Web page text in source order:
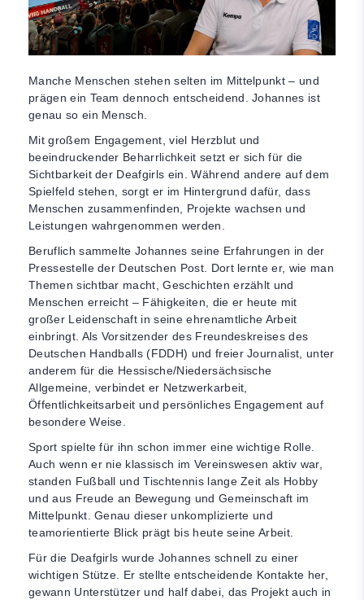
Manche Menschen stehen selten im Mittelpunkt – und
prägen ein Team dennoch entscheidend. Johannes ist
genau so ein Mensch.
Mit großem Engagement, viel Herzblut und
beeindruckender Beharrlichkeit setzt er sich für die
Sichtbarkeit der Deafgirls ein. Während andere auf dem
Spielfeld stehen, sorgt er im Hintergrund dafür, dass
Menschen zusammenfinden, Projekte wachsen und
Leistungen wahrgenommen werden.
Beruflich sammelte Johannes seine Erfahrungen in der
Pressestelle der Deutschen Post. Dort lernte er, wie man
Themen sichtbar macht, Geschichten erzählt und
Menschen erreicht – Fähigkeiten, die er heute mit
großer Leidenschaft in seine ehrenamtliche Arbeit
einbringt. Als Vorsitzender des Freundeskreises des
Deutschen Handballs (FDDH) und freier Journalist, unter
anderem für die Hessische/Niedersächsische
Allgemeine, verbindet er Netzwerkarbeit,
Öffentlichkeitsarbeit und persönliches Engagement auf
besondere Weise.
Sport spielte für ihn schon immer eine wichtige Rolle.
Auch wenn er nie klassisch im Vereinswesen aktiv war,
standen Fußball und Tischtennis lange Zeit als Hobby
und aus Freude an Bewegung und Gemeinschaft im
Mittelpunkt. Genau dieser unkomplizierte und
teamorientierte Blick prägt bis heute seine Arbeit.
Für die Deafgirls wurde Johannes schnell zu einer
wichtigen Stütze. Er stellte entscheidende Kontakte her,
gewann Unterstützer und half dabei, das Projekt auch in